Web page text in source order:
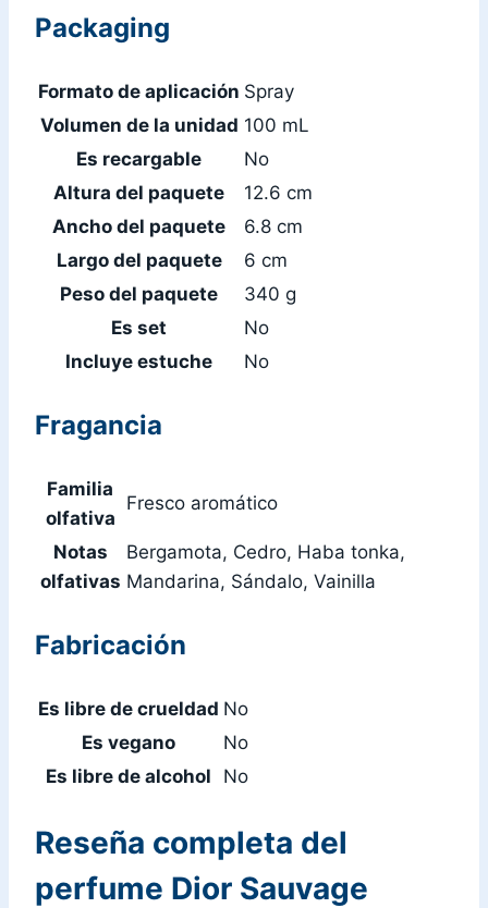
Packaging
Formato de aplicación Spray
Volumen de la unidad 100 mL
Es recargable
No
Altura del paquete
12.6 cm
Ancho del paquete
6.8 cm
Largo del paquete
6 cm
Peso del paquete
340 g
Es set
No
Incluye estuche
No
Fragancia
Familia
olfativa
Fresco aromático
Notas
olfativas
Bergamota, Cedro, Haba tonka,
Mandarina, Sándalo, Vainilla
Fabricación
Es libre de crueldad No
Es vegano
No
Es libre de alcohol
No
Reseña completa del
perfume Dior Sauvage